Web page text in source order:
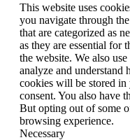
This website uses
you navigate through
that are categorized as
as they are essential for
the website. We also
analyze and understand
cookies will be stored
consent. You also have
But opting out of some
browsing experience.
Necessary